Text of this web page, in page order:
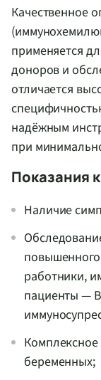
Качественное
применяется
доноров и
отличается
надёжным
при
Показания
Наличие
работники,
пациенты —
беременных;